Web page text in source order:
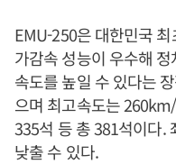
EMU-250은 대한민국
가감속 성능이 우수해
속도를 높일 수 있다는
으며 최고속도는
335석 등 총 381석이다.
낮출 수 있다.